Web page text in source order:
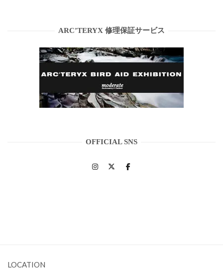
ARC’TERYX 修理保証サービス
OFFICIAL SNS
LOCATION